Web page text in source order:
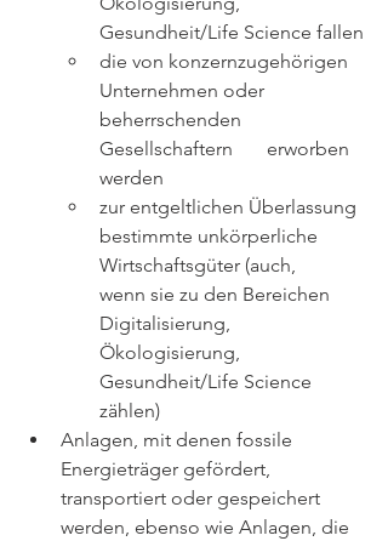
Gesundheit/Life Science fallen
die von konzernzugehörigen
Unternehmen oder
beherrschenden
Gesellschaftern       erworben
werden
zur entgeltlichen Überlassung
bestimmte unkörperliche
Wirtschaftsgüter (auch,
wenn sie zu den Bereichen
Digitalisierung,
Ökologisierung,
Gesundheit/Life Science
zählen)
Anlagen, mit denen fossile
Energieträger gefördert,
transportiert oder gespeichert
werden, ebenso wie Anlagen, die